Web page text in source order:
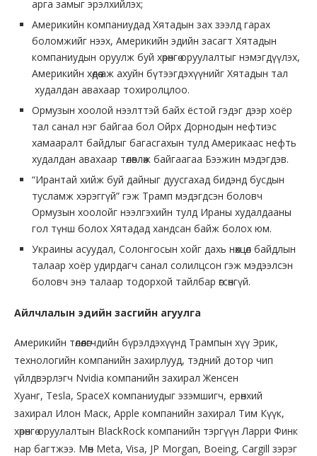
арга замыг эрэлхийлэх;
Америкийн компаниудад Хятадын зах зээлд гарах
боломжийг нээх, Америкийн эдийн засагт Хятадын
компаниудын оруулж буй хөрөнгө оруулалтыг нэмэгдүүлэх,
Америкийн хөдөө аж ахуйн бүтээгдэхүүнийг Хятадын тал
худалдан авахаар тохиролцлоо.
Ормузын хоолой нээлттэй байх ёстой гэдэг дээр хоёр
тал санал нэг байгаа бол Ойрх Дорнодын нефтиэс
хамааралт байдлыг багасгахын тулд Америкаас нефть
худалдан авахаар төлөвлөж байгаагаа Бээжин мэдэгдэв.
“Ирантай хийж буй дайныг дуусгахад бидэнд бусдын
тусламж хэрэггүй” гэж Трамп мэдэгдсэн боловч
Ормузын хоолойг нээлгэхийн тулд Ираны худалдааны
гол түнш болох Хятадад хандсан байж болох юм.
Украины асуудал, Солонгосын хойг дахь нөхцөл байдлын
талаар хоёр удирдагч санал солилцсон гэж мэдээлсэн
боловч энэ талаар тодорхой тайлбар өгсөнгүй.
Айлчлалын эдийн засгийн агуулга
Америкийн төлөөлөгчдийн бүрэлдэхүүнд Трампын хүү Эрик,
технологийн компанийн захирлууд, тэдний дотор чип
үйлдвэрлэгч Nvidia компанийн захирал Женсен
Хуанг, Tesla, SpaceX компаниудыг эзэмшигч, ерөнхий
захирал Илон Маск, Apple компанийн захирал Тим Күүк,
хөрөнгө оруулалтын BlackRock компанийн тэргүүн Ларри Финк
нар багтжээ. Мөн Meta, Visa, JP Morgan, Boeing, Cargill зэрэг